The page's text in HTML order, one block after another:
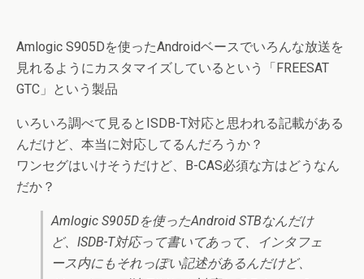
Amlogic S905Dを使ったAndroidベースでいろんな放送を
見れるようにカスタマイズしているという「FREESAT
GTC」という製品
いろいろ調べて見るとISDB-T対応と思われる記載がある
んだけど、本当に対応してるんだろうか？
ワンセグはいけそうだけど、B-CAS必須な方はどうなん
だか？
Amlogic S905Dを使ったAndroid STBなんだけ
ど、ISDB-T対応って書いてあって、インタフェ
ース内にもそれっぽい記述があるんだけど、